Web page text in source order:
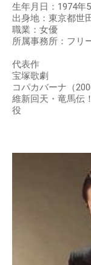
生年月日：1974年
出身地：東京都世
職業：女優
所属事務所：フリ
代表作
宝塚歌劇
コパカバーナ（
維新回天・竜馬伝
役